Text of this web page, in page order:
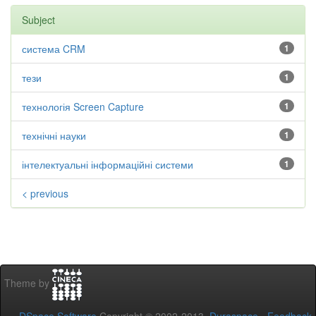
Subject
1
система CRM
1
тези
1
технологія Screen Capture
1
технічні науки
1
інтелектуальні інформаційні системи
< previous
Theme by